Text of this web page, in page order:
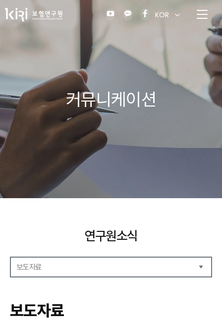
KOR
커뮤니케이션
연구원소식
보도자료
언론기고
연구원동정
보도자료